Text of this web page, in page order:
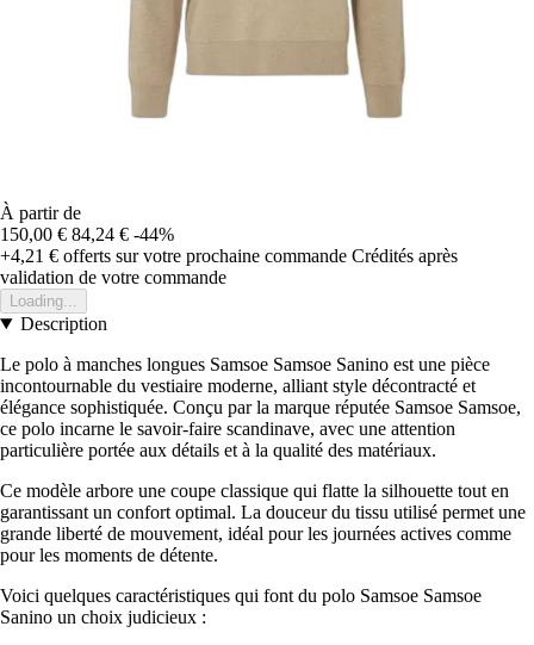
À partir de
150,00 € 84,24 € -44%
+4,21 € offerts sur votre prochaine commande Crédités après
validation de votre commande
Loading...
Description
Le polo à manches longues Samsoe Samsoe Sanino est une pièce
incontournable du vestiaire moderne, alliant style décontracté et
élégance sophistiquée. Conçu par la marque réputée Samsoe Samsoe,
ce polo incarne le savoir-faire scandinave, avec une attention
particulière portée aux détails et à la qualité des matériaux.
Ce modèle arbore une coupe classique qui flatte la silhouette tout en
garantissant un confort optimal. La douceur du tissu utilisé permet une
grande liberté de mouvement, idéal pour les journées actives comme
pour les moments de détente.
Voici quelques caractéristiques qui font du polo Samsoe Samsoe
Sanino un choix judicieux :